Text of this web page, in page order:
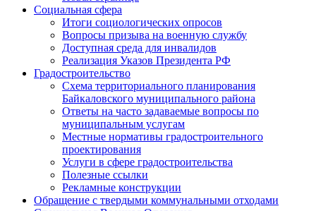
Социальная сфера
Итоги социологических опросов
Вопросы призыва на военную службу
Доступная среда для инвалидов
Реализация Указов Президента РФ
Градостроительство
Схема территориального планирования
Байкаловского муниципального района
Ответы на часто задаваемые вопросы по
муниципальным услугам
Местные нормативы градостроительного
проектирования
Услуги в сфере градостроительства
Полезные ссылки
Рекламные конструкции
Обращение с твердыми коммунальными отходами